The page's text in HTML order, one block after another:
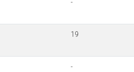
-
19
-